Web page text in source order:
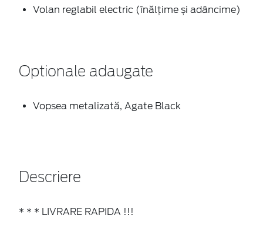
Volan reglabil electric (înălţime și adâncime)
Optionale adaugate
Vopsea metalizată, Agate Black
Descriere
* * * LIVRARE RAPIDA !!!